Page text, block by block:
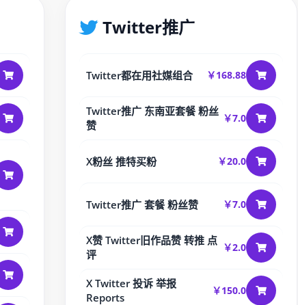
Twitter推广
Twitter都在用社媒组合 ￥168.88
Twitter推广 东南亚套餐 粉丝
赞
￥7.0
X粉丝 推特买粉 ￥20.0
Twitter推广 套餐 粉丝赞 ￥7.0
X赞 Twitter旧作品赞 转推 点
评
￥2.0
X Twitter 投诉 举报
Reports
￥150.0